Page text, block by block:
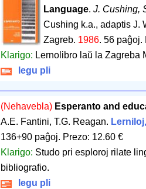
Language.J. Cushing,
Cushing k.a., adaptis J.
Zagreb. 1986.56 paĝoj.
Klarigo: Lernolibro laŭ la Zagreba
legu pli
(Nehavebla) Esperanto and
A.E. Fantini, T.G. Reagan.
136+90 paĝoj. Prezo: 12.60 €
Klarigo: Studo pri esploroj rilate
bibliografio.
legu pli